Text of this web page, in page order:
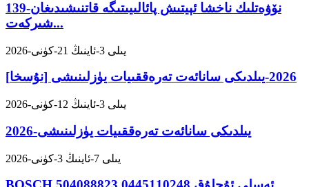
139-نۆۋەتلىك ناخشا ئېيتىش پائالىيىتىگە قاتنىشىدىغان
شىركەت...
2026-يىلى 3-ئاينىڭ 21-كۈنى
[نۇسخا] 2026-يىلدىكى سانائەت تەرەققىيات يۈزلىنىشى
2026-يىلى 3-ئاينىڭ 12-كۈنى
2026-يىلدىكى سانائەت تەرەققىيات يۈزلىنىشى
2026-يىلى 7-ئاينىڭ 3-كۈنى